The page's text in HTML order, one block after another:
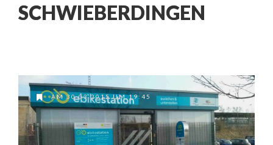
SCHWIEBERDINGEN
AM 30.03.2015 UM 19:45